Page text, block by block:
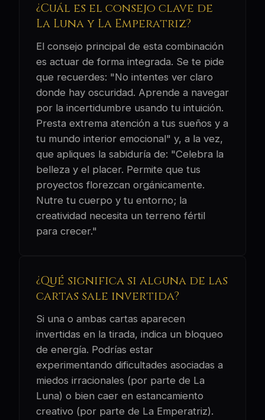
¿Cuál es el consejo clave de
La Luna y La Emperatriz?
El consejo principal de esta combinación
es actuar de forma integrada. Se te pide
que recuerdes: "No intentes ver claro
donde hay oscuridad. Aprende a navegar
por la incertidumbre usando tu intuición.
Presta extrema atención a tus sueños y a
tu mundo interior emocional" y, a la vez,
que apliques la sabiduría de: "Celebra la
belleza y el placer. Permite que tus
proyectos florezcan orgánicamente.
Nutre tu cuerpo y tu entorno; la
creatividad necesita un terreno fértil
para crecer."
¿Qué significa si alguna de las
cartas sale invertida?
Si una o ambas cartas aparecen
invertidas en la tirada, indica un bloqueo
de energía. Podrías estar
experimentando dificultades asociadas a
miedos irracionales (por parte de La
Luna) o bien caer en estancamiento
creativo (por parte de La Emperatriz).